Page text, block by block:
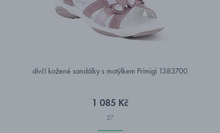
dívčí kožené sandálky s motýlkem Primigi 1383700
1 085 Kč
27